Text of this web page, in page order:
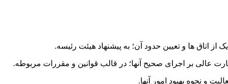
اتاق ها و تعیین حدود آن؛ به پیشنهاد هیئت رئیسه.
عالی بر اجرای صحیح آنها؛ در قالب قوانین و مقررات مربوطه.
و نحوه بهبود امور آنها.